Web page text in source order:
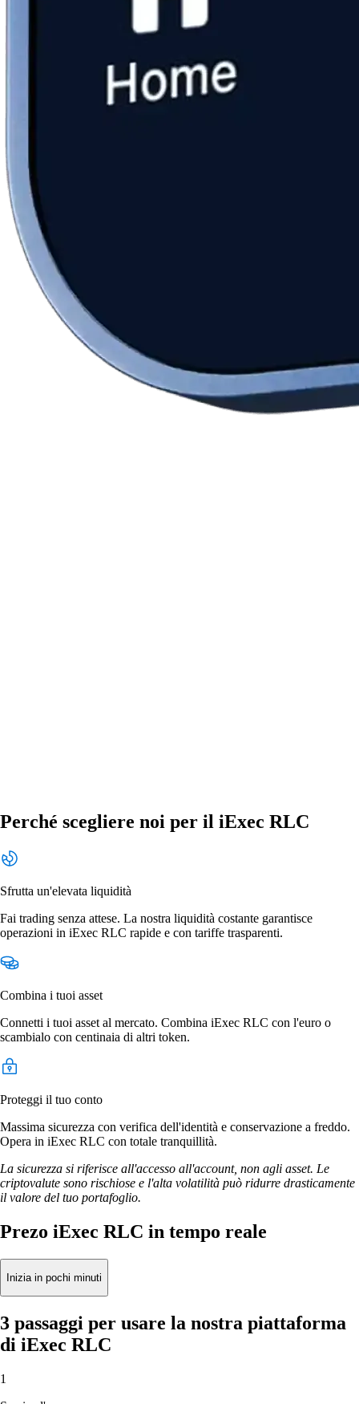
Perché scegliere noi per il iExec RLC
Sfrutta un'elevata liquidità
Fai trading senza attese. La nostra liquidità costante garantisce
operazioni in iExec RLC rapide e con tariffe trasparenti.
Combina i tuoi asset
Connetti i tuoi asset al mercato. Combina iExec RLC con l'euro o
scambialo con centinaia di altri token.
Proteggi il tuo conto
Massima sicurezza con verifica dell'identità e conservazione a freddo.
Opera in iExec RLC con totale tranquillità.
La sicurezza si riferisce all'accesso all'account, non agli asset. Le
criptovalute sono rischiose e l'alta volatilità può ridurre drasticamente
il valore del tuo portafoglio.
Prezo iExec RLC in tempo reale
Inizia in pochi minuti
3 passaggi per usare la nostra piattaforma
di iExec RLC
1